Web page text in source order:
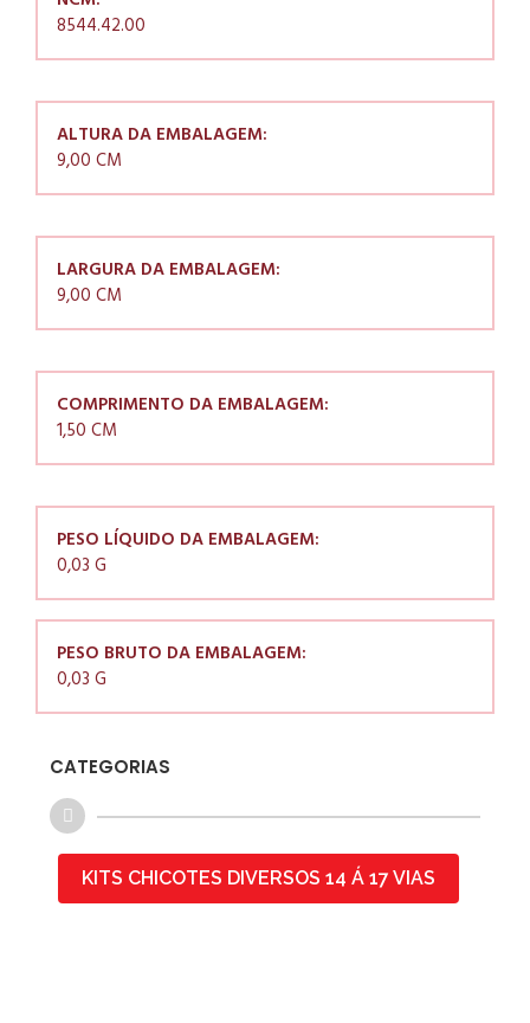
8544.42.00
ALTURA DA EMBALAGEM:
9,00 CM
LARGURA DA EMBALAGEM:
9,00 CM
COMPRIMENTO DA EMBALAGEM:
1,50 CM
PESO LÍQUIDO DA EMBALAGEM:
0,03 G
PESO BRUTO DA EMBALAGEM:
0,03 G
CATEGORIAS
KITS CHICOTES DIVERSOS 14 Á 17 VIAS